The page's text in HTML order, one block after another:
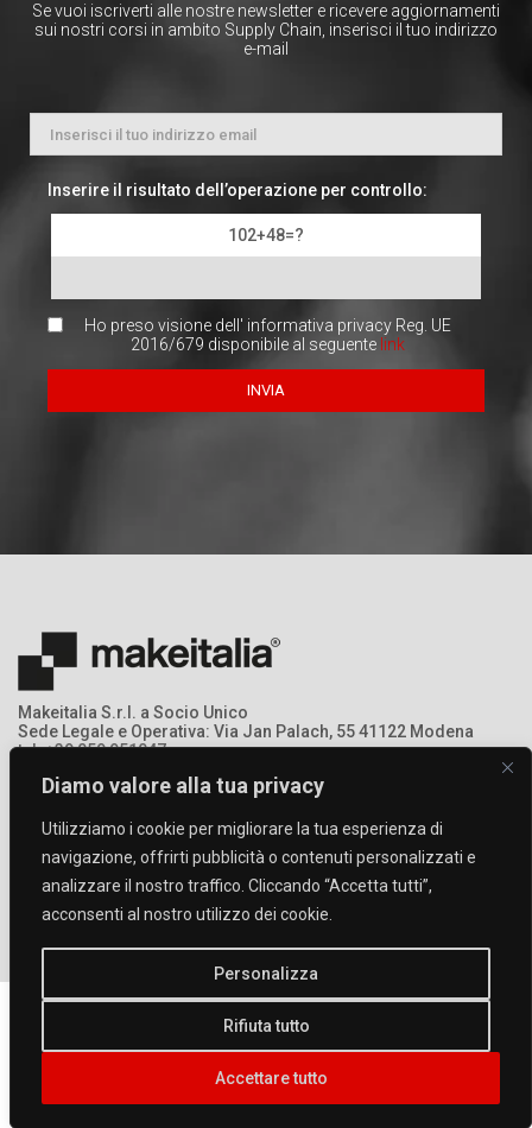
Diamo valore alla tua privacy
Utilizziamo i cookie per migliorare la tua esperienza di
navigazione, offrirti pubblicità o contenuti personalizzati e
analizzare il nostro traffico. Cliccando “Accetta tutti”,
acconsenti al nostro utilizzo dei cookie.
Personalizza
Rifiuta tutto
Accettare tutto
Se vuoi iscriverti alle nostre newsletter e ricevere aggiornamenti
sui nostri corsi in ambito Supply Chain, inserisci il tuo indirizzo
e-mail
Inserire il risultato dell’operazione per controllo:
102+48=?
Ho preso visione dell' informativa privacy Reg. UE
2016/679 disponibile al seguente link
Makeitalia S.r.l. a Socio Unico
Sede Legale e Operativa: Via Jan Palach, 55 41122 Modena
tel: +39 059 951047
P.IVA:03213690369 - Registro Imprese: MO – 368378
Privacy|Privacy videosorveglianza|Cookies|Company Info|Contacts